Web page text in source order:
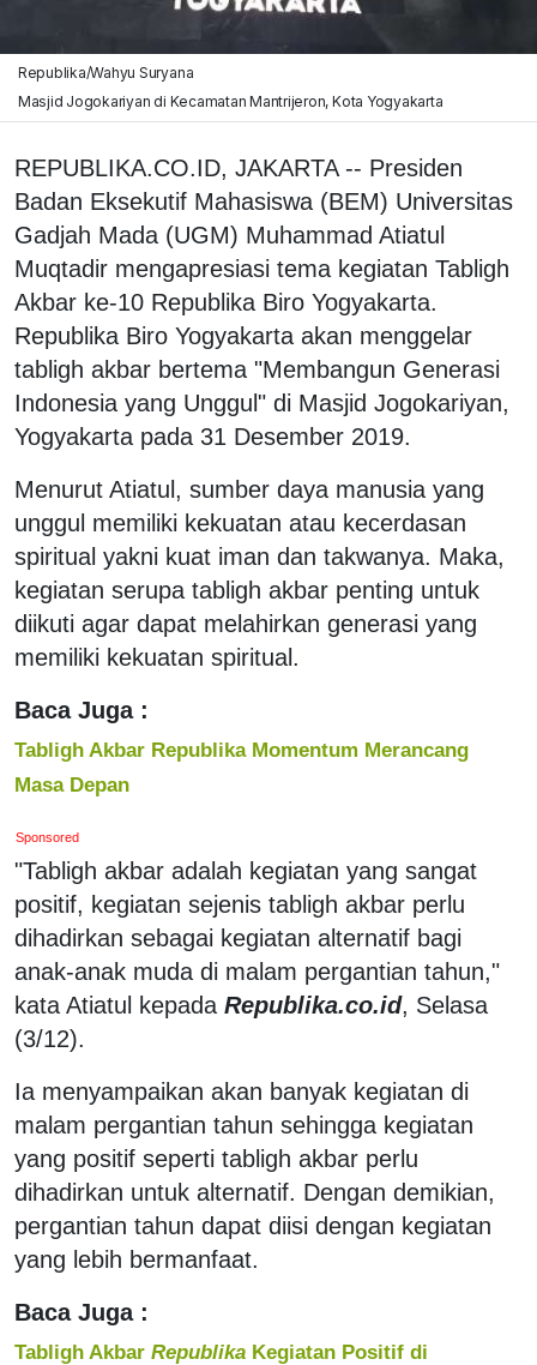
Republika/Wahyu Suryana
Masjid Jogokariyan di Kecamatan Mantrijeron, Kota Yogyakarta
REPUBLIKA.CO.ID, JAKARTA -- Presiden
Badan Eksekutif Mahasiswa (BEM) Universitas
Gadjah Mada (UGM) Muhammad Atiatul
Muqtadir mengapresiasi tema kegiatan Tabligh
Akbar ke-10 Republika Biro Yogyakarta.
Republika Biro Yogyakarta akan menggelar
tabligh akbar bertema "Membangun Generasi
Indonesia yang Unggul" di Masjid Jogokariyan,
Yogyakarta pada 31 Desember 2019.
Menurut Atiatul, sumber daya manusia yang
unggul memiliki kekuatan atau kecerdasan
spiritual yakni kuat iman dan takwanya. Maka,
kegiatan serupa tabligh akbar penting untuk
diikuti agar dapat melahirkan generasi yang
memiliki kekuatan spiritual.
Baca Juga :
Tabligh Akbar Republika Momentum Merancang
Masa Depan
Sponsored
"Tabligh akbar adalah kegiatan yang sangat
positif, kegiatan sejenis tabligh akbar perlu
dihadirkan sebagai kegiatan alternatif bagi
anak-anak muda di malam pergantian tahun,"
kata Atiatul kepada Republika.co.id, Selasa
(3/12).
Ia menyampaikan akan banyak kegiatan di
malam pergantian tahun sehingga kegiatan
yang positif seperti tabligh akbar perlu
dihadirkan untuk alternatif. Dengan demikian,
pergantian tahun dapat diisi dengan kegiatan
yang lebih bermanfaat.
Baca Juga :
Tabligh Akbar Republika Kegiatan Positif di